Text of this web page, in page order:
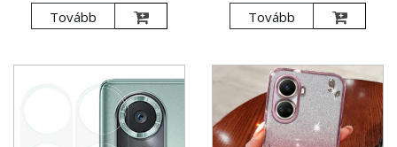
Tovább Tovább